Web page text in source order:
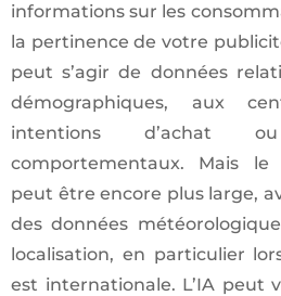
informations sur les
la pertinence de votre
peut s’agir de données
démographiques, aux
intentions d’achat
comportementaux. Mais le
peut être encore plus large,
des données
localisation, en particulier
est internationale. L’IA peut